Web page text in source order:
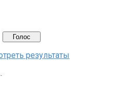
результаты